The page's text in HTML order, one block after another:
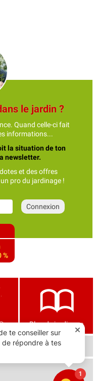
le jardin ?
Quand celle-ci fait
informations...
la situation de ton
newsletter.
et des offres
pro du jardinage !
%
Blog de jardinage